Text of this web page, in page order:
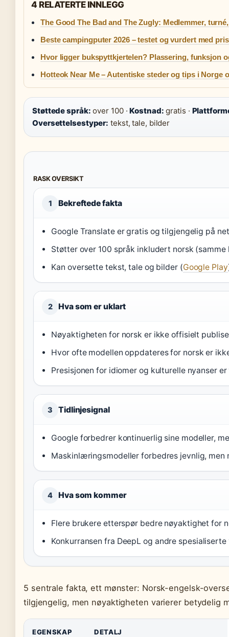
4 RELATERTE INNLEGG
The Good The Bad and The Zugly: Medlemmer,
Beste campingputer 2026 – testet og vurdert med
Hvor ligger bukspyttkjertelen? Plassering, funksjon
Hotteok Near Me – Autentiske steder og tips i Norge
Støttede språk: over 100 ·Kostnad: gratis ·
Oversettelsestyper: tekst, tale, bilder
RASK OVERSIKT
1 Bekreftede fakta
Google Translate er gratis og tilgjengelig på
Støtter over 100 språk inkludert norsk (samme
Kan oversette tekst, tale og bilder (Google Play
2 Hva som er uklart
Nøyaktigheten for norsk er ikke offisielt
Hvor ofte modellen oppdateres for norsk er
Presisjonen for idiomer og kulturelle nyanser
3 Tidlinjesignal
Google forbedrer kontinuerlig sine modeller,
Maskinlæringsmodeller forbedres jevnlig, men
4 Hva som kommer
Flere brukere etterspør bedre nøyaktighet for
Konkurransen fra DeepL og andre
5 sentrale fakta, ett mønster: Norsk-engelsk-
tilgjengelig, men nøyaktigheten varierer betydelig
EGENSKAP DETALJ